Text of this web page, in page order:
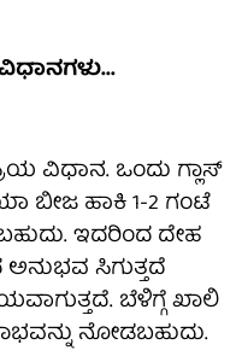
ವಿಧಾನ. ಒಂದು ಗ್ಲಾಸ್
ಬೀಜ ಹಾಕಿ 1-2 ಗಂಟೆ
ಇದರಿಂದ ದೇಹ
ಅನುಭವ ಸಿಗುತ್ತದೆ
ಬೆಳಿಗ್ಗೆ ಖಾಲಿ
ನೋಡಬಹುದು.